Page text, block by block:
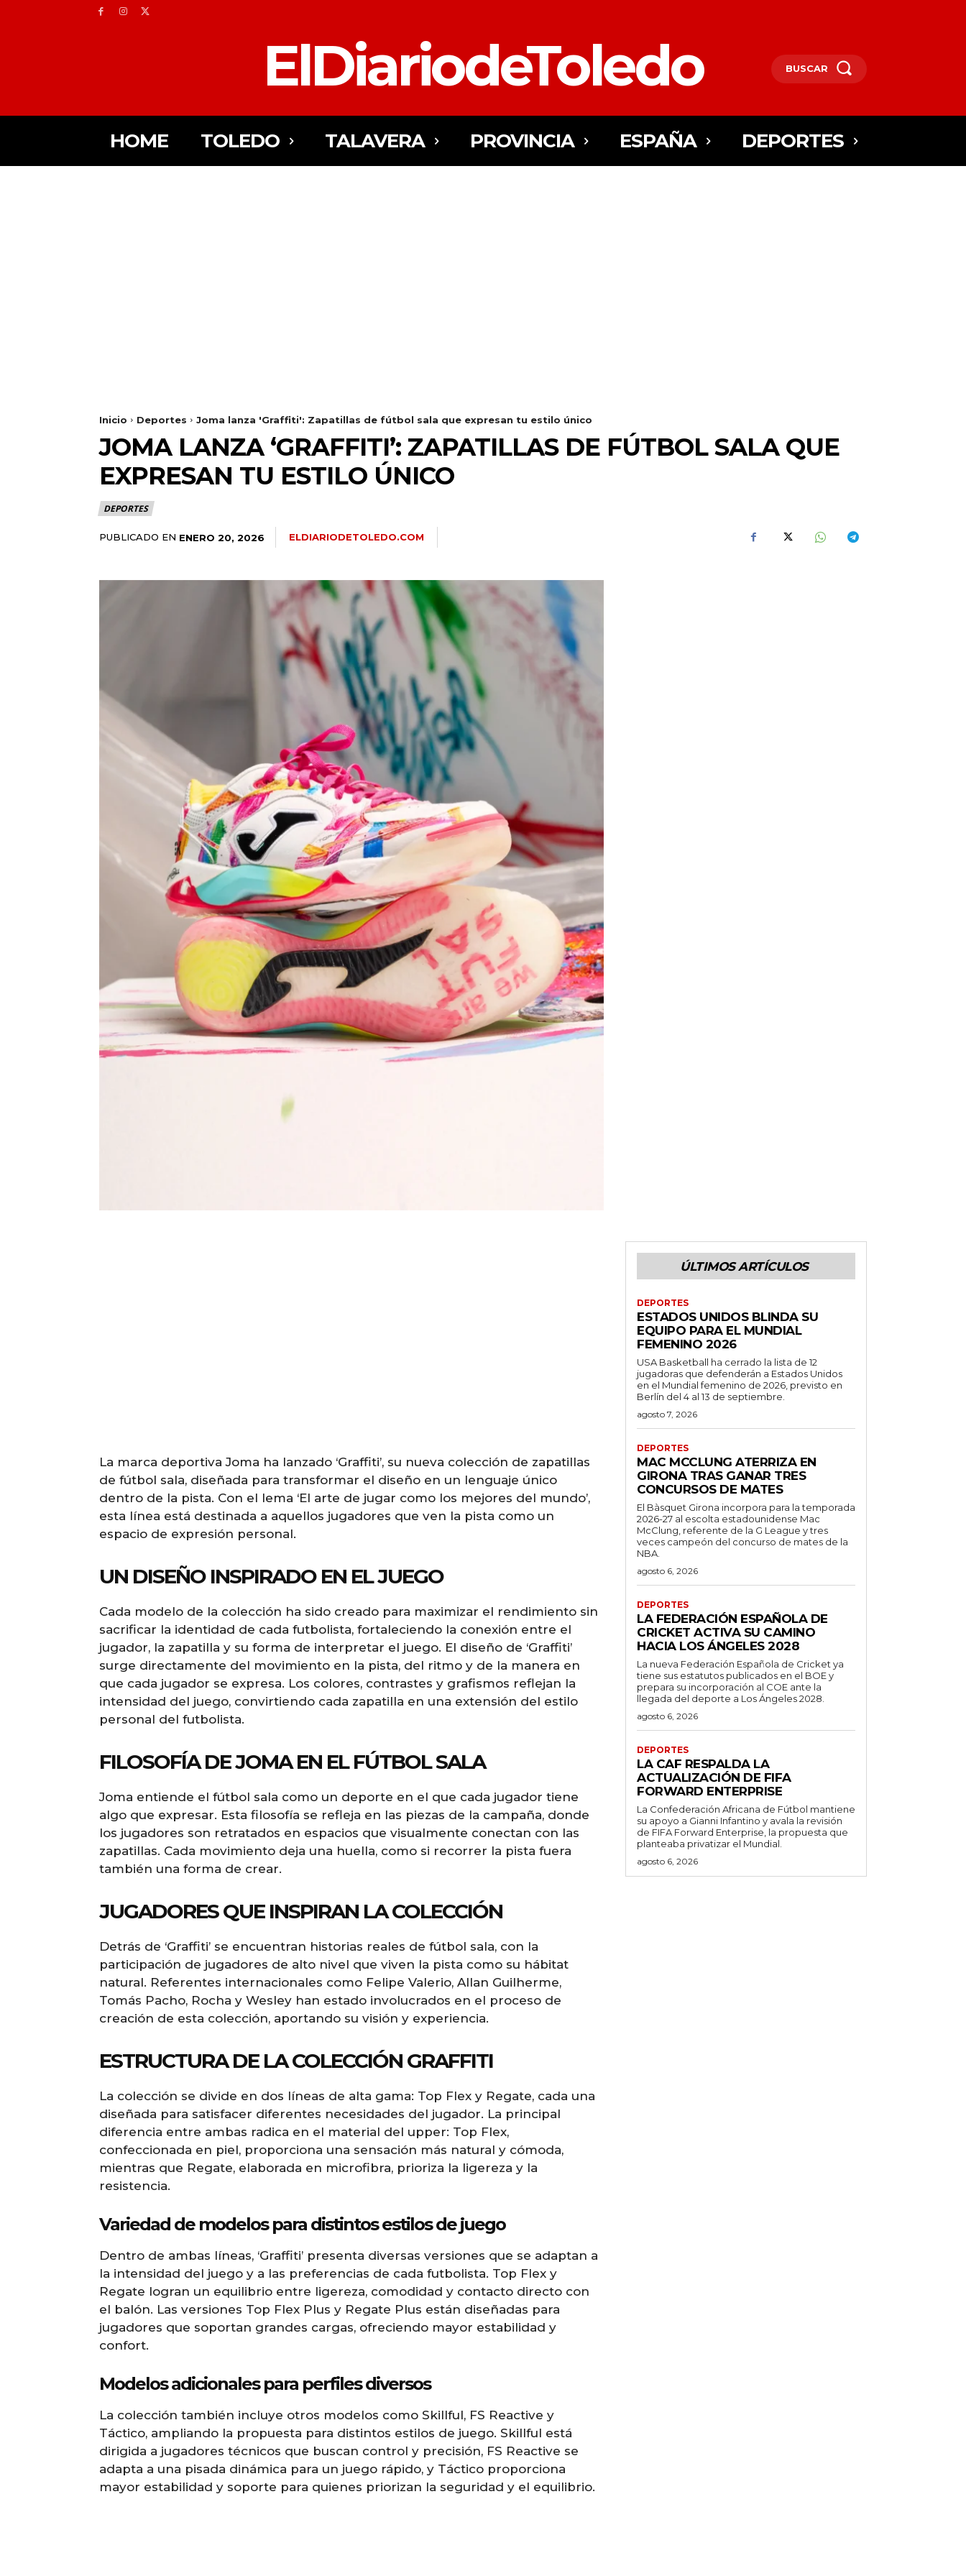
ElDiariodeToledo BUSCAR
HOME TOLEDO TALAVERA PROVINCIA ESPAÑA DEPORTES
Inicio Deportes Joma lanza 'Graffiti': Zapatillas de fútbol sala que expresan tu estilo único
JOMA LANZA ‘GRAFFITI’: ZAPATILLAS DE FÚTBOL SALA QUE
EXPRESAN TU ESTILO ÚNICO
DEPORTES
PUBLICADO EN ENERO 20, 2026 ELDIARIODETOLEDO.COM
La marca deportiva Joma ha lanzado ‘Graffiti’, su nueva colección de zapatillas
de fútbol sala, diseñada para transformar el diseño en un lenguaje único
dentro de la pista. Con el lema ‘El arte de jugar como los mejores del mundo’,
esta línea está destinada a aquellos jugadores que ven la pista como un
espacio de expresión personal.
UN DISEÑO INSPIRADO EN EL JUEGO
Cada modelo de la colección ha sido creado para maximizar el rendimiento sin
sacrificar la identidad de cada futbolista, fortaleciendo la conexión entre el
jugador, la zapatilla y su forma de interpretar el juego. El diseño de ‘Graffiti’
surge directamente del movimiento en la pista, del ritmo y de la manera en
que cada jugador se expresa. Los colores, contrastes y grafismos reflejan la
intensidad del juego, convirtiendo cada zapatilla en una extensión del estilo
personal del futbolista.
FILOSOFÍA DE JOMA EN EL FÚTBOL SALA
Joma entiende el fútbol sala como un deporte en el que cada jugador tiene
algo que expresar. Esta filosofía se refleja en las piezas de la campaña, donde
los jugadores son retratados en espacios que visualmente conectan con las
zapatillas. Cada movimiento deja una huella, como si recorrer la pista fuera
también una forma de crear.
JUGADORES QUE INSPIRAN LA COLECCIÓN
Detrás de ‘Graffiti’ se encuentran historias reales de fútbol sala, con la
participación de jugadores de alto nivel que viven la pista como su hábitat
natural. Referentes internacionales como Felipe Valerio, Allan Guilherme,
Tomás Pacho, Rocha y Wesley han estado involucrados en el proceso de
creación de esta colección, aportando su visión y experiencia.
ESTRUCTURA DE LA COLECCIÓN GRAFFITI
La colección se divide en dos líneas de alta gama: Top Flex y Regate, cada una
diseñada para satisfacer diferentes necesidades del jugador. La principal
diferencia entre ambas radica en el material del upper: Top Flex,
confeccionada en piel, proporciona una sensación más natural y cómoda,
mientras que Regate, elaborada en microfibra, prioriza la ligereza y la
resistencia.
Variedad de modelos para distintos estilos de juego
Dentro de ambas líneas, ‘Graffiti’ presenta diversas versiones que se adaptan a
la intensidad del juego y a las preferencias de cada futbolista. Top Flex y
Regate logran un equilibrio entre ligereza, comodidad y contacto directo con
el balón. Las versiones Top Flex Plus y Regate Plus están diseñadas para
jugadores que soportan grandes cargas, ofreciendo mayor estabilidad y
confort.
Modelos adicionales para perfiles diversos
La colección también incluye otros modelos como Skillful, FS Reactive y
Táctico, ampliando la propuesta para distintos estilos de juego. Skillful está
dirigida a jugadores técnicos que buscan control y precisión, FS Reactive se
adapta a una pisada dinámica para un juego rápido, y Táctico proporciona
mayor estabilidad y soporte para quienes priorizan la seguridad y el equilibrio.
ÚLTIMOS ARTÍCULOS
DEPORTES
ESTADOS UNIDOS BLINDA SU
EQUIPO PARA EL MUNDIAL
FEMENINO 2026
USA Basketball ha cerrado la lista de 12
jugadoras que defenderán a Estados Unidos
en el Mundial femenino de 2026, previsto en
Berlín del 4 al 13 de septiembre.
agosto 7, 2026
DEPORTES
MAC MCCLUNG ATERRIZA EN
GIRONA TRAS GANAR TRES
CONCURSOS DE MATES
El Bàsquet Girona incorpora para la temporada
2026-27 al escolta estadounidense Mac
McClung, referente de la G League y tres
veces campeón del concurso de mates de la
NBA.
agosto 6, 2026
DEPORTES
LA FEDERACIÓN ESPAÑOLA DE
CRICKET ACTIVA SU CAMINO
HACIA LOS ÁNGELES 2028
La nueva Federación Española de Cricket ya
tiene sus estatutos publicados en el BOE y
prepara su incorporación al COE ante la
llegada del deporte a Los Ángeles 2028.
agosto 6, 2026
DEPORTES
LA CAF RESPALDA LA
ACTUALIZACIÓN DE FIFA
FORWARD ENTERPRISE
La Confederación Africana de Fútbol mantiene
su apoyo a Gianni Infantino y avala la revisión
de FIFA Forward Enterprise, la propuesta que
planteaba privatizar el Mundial.
agosto 6, 2026